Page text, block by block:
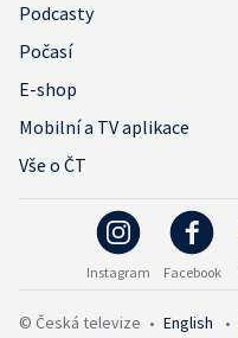
Podcasty
Počasí
E-shop
Mobilní a TV aplikace
Vše o ČT
Instagram Facebook
© Česká televize • English •